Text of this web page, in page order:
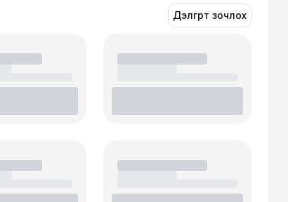
Дэлгүүрт зочлох